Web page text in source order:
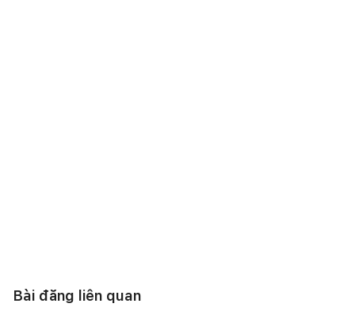
Bài đăng liên quan